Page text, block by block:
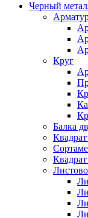
Черный
Круг
Балка